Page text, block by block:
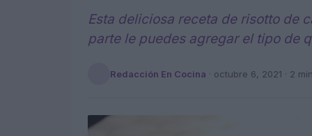
Esta deliciosa receta de risotto de
parte le puedes agregar el tipo de
Redacción En Cocina · octubre 6, 2021 · 2 min